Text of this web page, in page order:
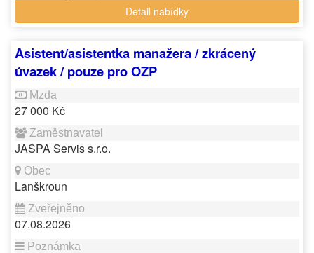
Detail nabídky
Asistent/asistentka manažera / zkrácený
úvazek / pouze pro OZP
27 000 Kč
JASPA Servis s.r.o.
Lanškroun
07.08.2026